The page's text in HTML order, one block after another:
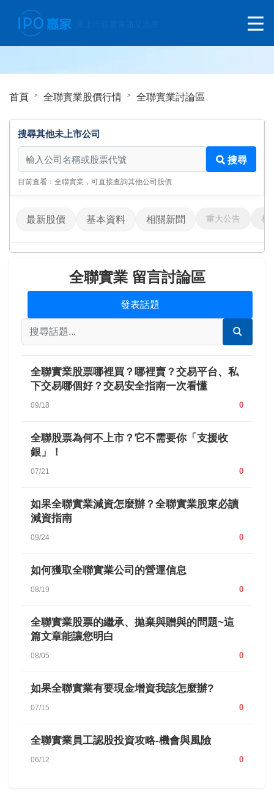
首頁 全聯實業股價行情 全聯實業討論區
搜尋其他未上市公司
搜尋其他未上市公司
搜尋
目前查看：全聯實業，可直接查詢其他公司股價
最新股價 基本資料 相關新聞 重大公告 相
全聯實業 留言討論區
發表話題
全聯實業股票哪裡買？哪裡賣？交易平台、私
下交易哪個好？交易安全指南一次看懂
09/18 0
全聯股票為何不上市？它不需要你「支援收
銀」！
07/21 0
如果全聯實業減資怎麼辦？全聯實業股東必讀
減資指南
09/24 0
如何獲取全聯實業公司的營運信息
08/19 0
全聯實業股票的繼承、拋棄與贈與的問題~這
篇文章能讓您明白
08/05 0
如果全聯實業有要現金增資我該怎麼辦?
07/15 0
全聯實業員工認股投資攻略-機會與風險
06/12 0